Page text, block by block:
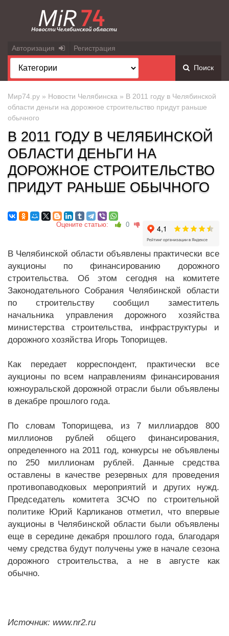
Авторизация Регистрация
Поиск
Мир74.ру » Новости Челябинска » В 2011 году в Челябинской
области деньги на дорожное строительство придут раньше
обычного
В 2011 ГОДУ В ЧЕЛЯБИНСКОЙ
ОБЛАСТИ ДЕНЬГИ НА
ДОРОЖНОЕ СТРОИТЕЛЬСТВО
ПРИДУТ РАНЬШЕ ОБЫЧНОГО
Оцените статью: 0
В Челябинской области объявлены практически все
аукционы по финансированию дорожного
строительства. Об этом сегодня на комитете
Законодательного Собрания Челябинской области
по строительству сообщил заместитель
начальника управления дорожного хозяйства
министерства строительства, инфраструктуры и
дорожного хозяйства Игорь Топорищев.
Как передает корреспондент, практически все
аукционы по всем направлениям финансирования
южноуральской дорожной отрасли были объявлены
в декабре прошлого года.
По словам Топорищева, из 7 миллиардов 800
миллионов рублей общего финансирования,
определенного на 2011 год, конкурсы не объявлены
по 250 миллионам рублей. Данные средства
оставлены в качестве резервных для проведения
противопаводковых мероприятий и других нужд.
Председатель комитета ЗСЧО по строительной
политике Юрий Карликанов отметил, что впервые
аукционы в Челябинской области были объявлены
еще в середине декабря прошлого года, благодаря
чему средства будут получены уже в начале сезона
дорожного строительства, а не в августе как
обычно.
Источник: www.nr2.ru